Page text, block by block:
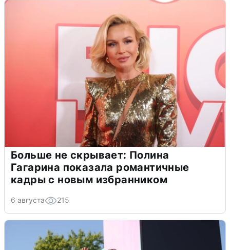
Больше не скрывает: Полина
Гагарина показала романтичные
кадры с новым избранником
6 августа 215